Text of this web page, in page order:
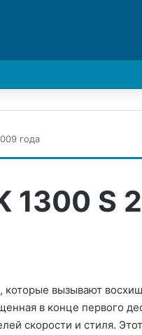
года
1300 S
вызывают
в конце первого
скорости и стиля.